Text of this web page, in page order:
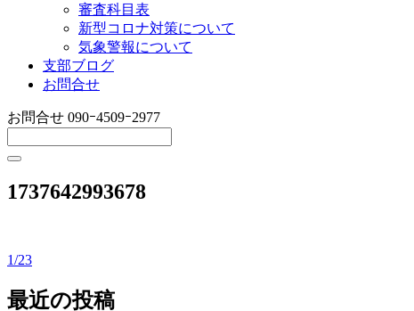
審査科目表
新型コロナ対策について
気象警報について
支部ブログ
お問合せ
お問合せ 090ｰ4509ｰ2977
1737642993678
投
稿
1/23
最近の投稿